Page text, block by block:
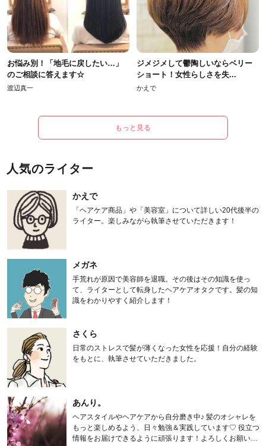
お悩み別！「地毛に戻したい…」
のご相談に答えます☆
渡辺真一
ジメジメして鬱陶しいならベリー
ショート！女性らしさを失...
かえで
もっと見る
人気のライター
かえで
「ヘアケア商品」や「美容室」について詳しい20代後半の
ライター。楽しみながら執筆させていただきます！
メガネ
手荒れが原因で美容師を退職。その後はその知識を使っ
て、ライターとして転身したヘアケアオタクです。髪の知
識をわかりやすく紹介します！
さくら
日常のストレスで髪が薄くなった女性を応援！自分の経験
をもとに、執筆させていただきました。
あんり。
ヘアスタイルやヘアケアから自分磨き中♪ 髪のオシャレを
もっと楽しめるよう、日々勉強＆実践しています♡ 役立つ
情報をお届けできるように頑張ります！よろしくお願いし